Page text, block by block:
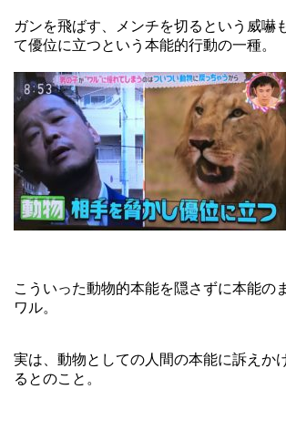
ガンを飛ばす、メンチを切るという威嚇
て優位に立つという本能的行動の一種。
こういった動物的本能を隠さずに本能の
ワル。
実は、動物としての人間の本能に訴えか
るとのこと。